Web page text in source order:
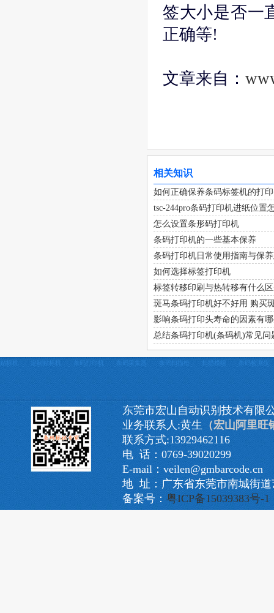
签大小是否一
正确等!
文章来自：
相关知识
如何正确保养条码标签机的打
tsc-244pro条码打印机进纸位置
怎么设置条形码打印机
条码打印机的一些基本保养
条码打印机日常使用指南与保
如何选择标签打印机
标签转移印刷与热转移有什么
斑马条码打印机好不好用 购买
影响条码打印头寿命的因素有
总结条码打印机(条码机)常见问
贴标机 定制贴标机 条码打印机 条码采集器 条码扫描枪 扫描模组 条码检测仪
东莞市宏山自动识别技术有限
业务联系人:黄生 （宏山阿里旺
联系方式:13929462116
电 话：0769-39020299
E-mail：veilen@gmbarcode.cn
地 址：广东省东莞市南城街
备案号： 粤ICP备15039383号-1